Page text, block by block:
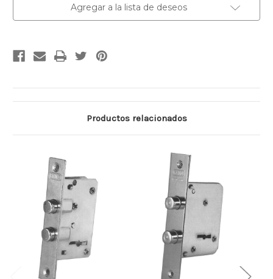
Agregar a la lista de deseos
Productos relacionados